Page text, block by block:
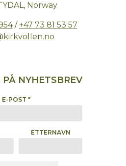
Norway
/ +47 73 81 53 57
PÅ NYHETSBREV
E-POST *
ETTERNAVN